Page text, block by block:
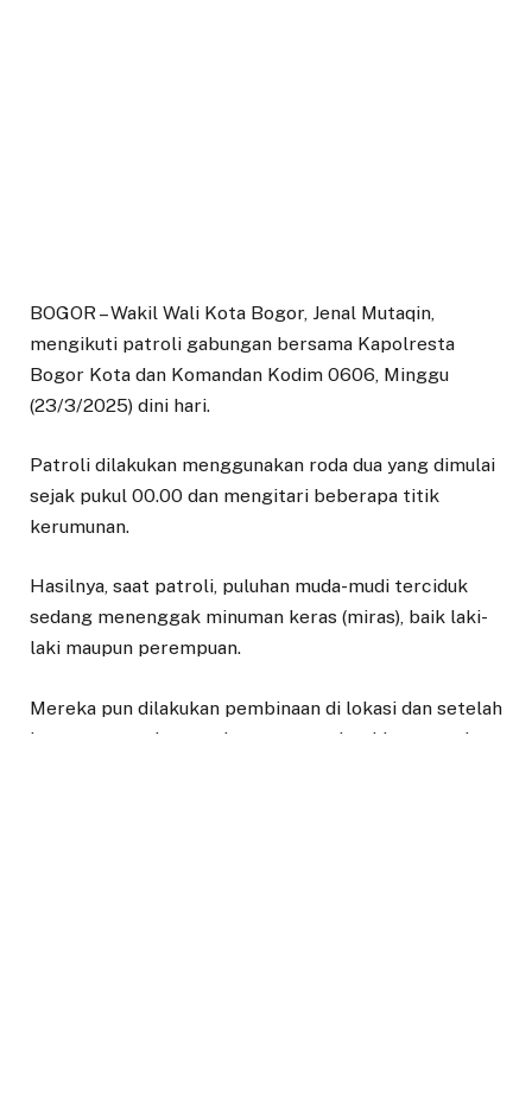
BOGOR – Wakil Wali Kota Bogor, Jenal Mutaqin,
mengikuti patroli gabungan bersama Kapolresta
Bogor Kota dan Komandan Kodim 0606, Minggu
(23/3/2025) dini hari.
Patroli dilakukan menggunakan roda dua yang dimulai
sejak pukul 00.00 dan mengitari beberapa titik
kerumunan.
Hasilnya, saat patroli, puluhan muda-mudi terciduk
sedang menenggak minuman keras (miras), baik laki-
laki maupun perempuan.
Mereka pun dilakukan pembinaan di lokasi dan setelah
itu petugas gabungan langsung perintahkan mereka